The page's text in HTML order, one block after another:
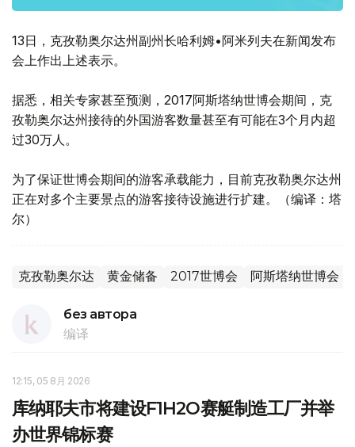
13日，克孜勒奥尔达州副州长哈利姆•阿米列夫在新闻发布
会上作出上述表示。
据悉，相关专家甚至预测，2017阿斯塔纳世博会期间，克
孜勒奥尔达州接待的外国游客数量甚至有可能在3个月内超
过30万人。
为了保证世博会期间的游客承载能力，目前克孜勒奥尔达州
正在对多个主要景点的游客接待设施进行扩建。（编译：塔
尔）
克孜勒奥尔达 黄金储备 2017世博会 阿斯塔纳世博会
без автора
编译
12:15, 05 8月 2026
库纳耶夫市将建设F1H2O赛艇制造工厂并举
办世界锦标赛